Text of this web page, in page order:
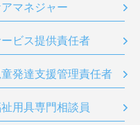
マネジャー
ビス提供責任者
童発達支援管理責任者
用具専門相談員